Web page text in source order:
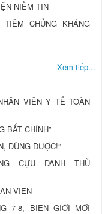
NIỀM TIN
CHỦNG KHÁNG
Xem tiếp...
VIÊN Y TẾ TOÀN
BẤT CHÍNH”
DÙNG ĐƯỢC!”
CỰU DANH THỦ
VIÊN
7-8, BIÊN GIỚI MỚI